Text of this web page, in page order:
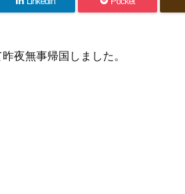
夜無事帰国しました。